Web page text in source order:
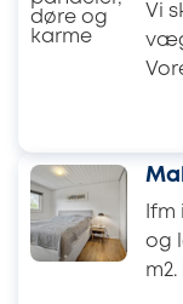
Vi
og
m2.